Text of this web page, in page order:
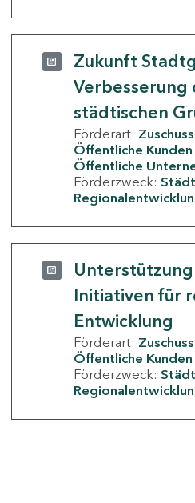
Zukunft
Verbesserung
städtischen
Förderart: Zuschuss
Öffentliche Kunden
Öffentliche
Förderzweck:
Initiativen für
Entwicklung
Förderart: Zuschuss
Öffentliche Kunden
Förderzweck: